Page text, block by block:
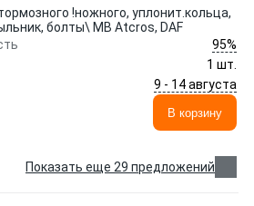
!ножного, уплонит.кольца,
болты\ MB Atcros, DAF
95%
1 шт.
9 - 14 августа
В корзину
Показать еще 29 предложений